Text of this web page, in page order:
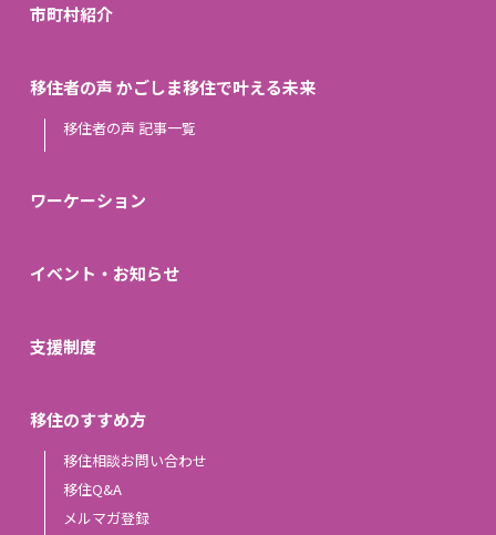
市町村紹介
移住者の声 かごしま移住で叶える未来
移住者の声 記事一覧
ワーケーション
イベント・お知らせ
支援制度
移住のすすめ方
移住相談お問い合わせ
移住Q&A
メルマガ登録